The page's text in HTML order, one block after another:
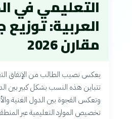
التعليمي في
العربية:
مقارن 2026
يعكس نصيب الطالب من الإنفاق
تتباين هذه النسب بشكل كبير بين
وتعكس الفجوة بين الدول الغنية
تخصيص الموارد التعليمية عبر